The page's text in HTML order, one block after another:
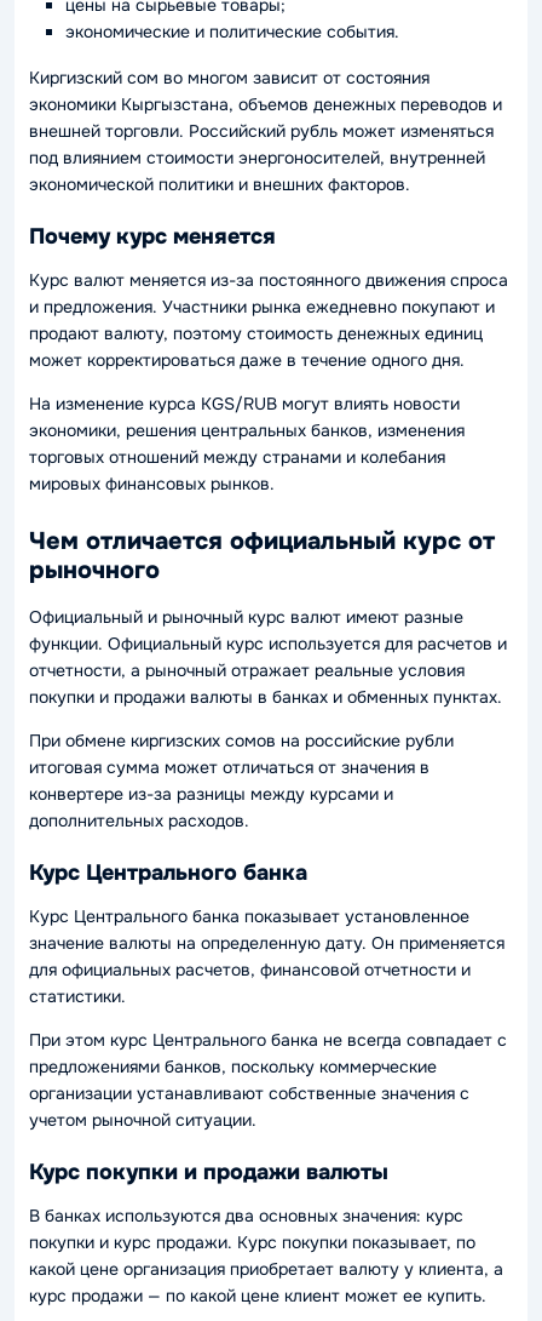
экономические и политические события.
Киргизский сом во многом зависит от состояния
экономики Кыргызстана, объемов денежных переводов и
внешней торговли. Российский рубль может изменяться
под влиянием стоимости энергоносителей, внутренней
экономической политики и внешних факторов.
Почему курс меняется
Курс валют меняется из-за постоянного движения спроса
и предложения. Участники рынка ежедневно покупают и
продают валюту, поэтому стоимость денежных единиц
может корректироваться даже в течение одного дня.
На изменение курса KGS/RUB могут влиять новости
экономики, решения центральных банков, изменения
торговых отношений между странами и колебания
мировых финансовых рынков.
Чем отличается официальный курс от
рыночного
Официальный и рыночный курс валют имеют разные
функции. Официальный курс используется для расчетов и
отчетности, а рыночный отражает реальные условия
покупки и продажи валюты в банках и обменных пунктах.
При обмене киргизских сомов на российские рубли
итоговая сумма может отличаться от значения в
конвертере из-за разницы между курсами и
дополнительных расходов.
Курс Центрального банка
Курс Центрального банка показывает установленное
значение валюты на определенную дату. Он применяется
для официальных расчетов, финансовой отчетности и
статистики.
При этом курс Центрального банка не всегда совпадает с
предложениями банков, поскольку коммерческие
организации устанавливают собственные значения с
учетом рыночной ситуации.
Курс покупки и продажи валюты
В банках используются два основных значения: курс
покупки и курс продажи. Курс покупки показывает, по
какой цене организация приобретает валюту у клиента, а
курс продажи — по какой цене клиент может ее купить.